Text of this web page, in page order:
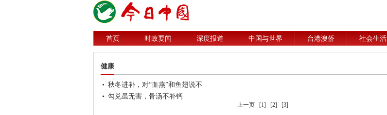
首页 时政要闻 深度报道 中国与世界 台港澳侨 社会生活
健康
秋冬进补，对“血燕”和鱼翅说不
勾兑虽无害，骨汤不补钙
上一页 [1] [2] [3]